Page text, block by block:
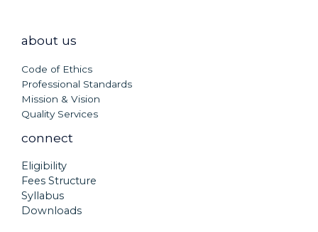
about us
Code of Ethics
Professional Standards
Mission & Vision
Quality Services
connect
Eligibility
Fees Structure
Syllabus
Downloads